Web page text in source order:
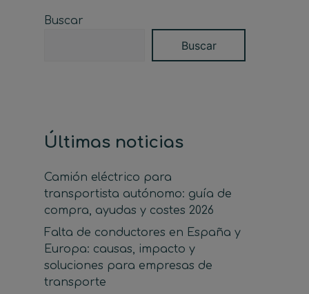
Buscar
Buscar
Últimas noticias
Camión eléctrico para
transportista autónomo: guía de
compra, ayudas y costes 2026
Falta de conductores en España y
Europa: causas, impacto y
soluciones para empresas de
transporte